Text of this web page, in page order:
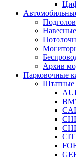
Архив
Парковочные
Штатные